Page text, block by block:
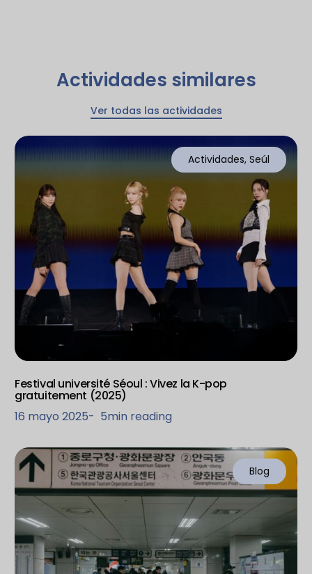
Actividades similares
Ver todas las actividades
Actividades, Seúl
Festival université Séoul : Vivez la K-pop
gratuitement (2025)
16 mayo 2025- 5min reading
Blog